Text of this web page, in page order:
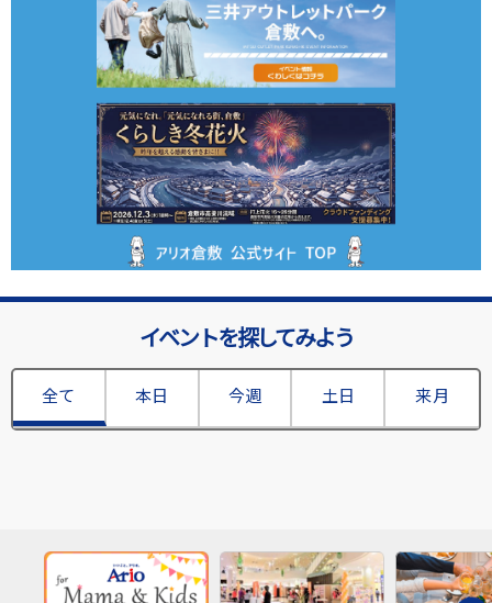
イベントを探してみよう
全て 本日 今週 土日 来月